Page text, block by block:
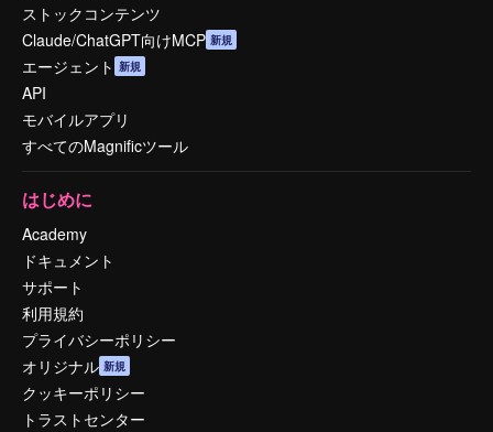
ストックコンテンツ
Claude/ChatGPT向けMCP 新規
エージェント 新規
API
モバイルアプリ
すべてのMagnificツール
はじめに
Academy
ドキュメント
サポート
利用規約
プライバシーポリシー
オリジナル 新規
クッキーポリシー
トラストセンター